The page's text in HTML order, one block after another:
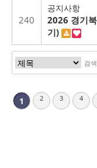
240
공지사항
2026 경기
기)
1 2 3 4